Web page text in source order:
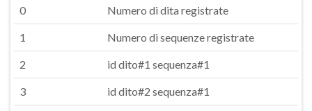
0 Numero di dita registrate
1 Numero di sequenze registrate
2 id dito#1 sequenza#1
3 id dito#2 sequenza#1